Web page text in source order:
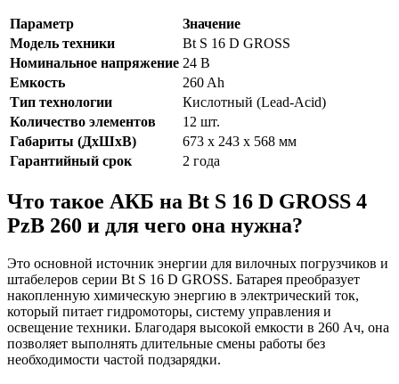
Параметр
Значение
Модель техники
Bt S 16 D GROSS
Номинальное напряжение 24 В
Емкость
260 Ah
Тип технологии
Кислотный (Lead-Acid)
Количество элементов
12 шт.
Габариты (ДхШхВ)
673 х 243 х 568 мм
Гарантийный срок
2 года
Что такое АКБ на Bt S 16 D GROSS 4
PzB 260 и для чего она нужна?
Это основной источник энергии для вилочных погрузчиков и
штабелеров серии Bt S 16 D GROSS. Батарея преобразует
накопленную химическую энергию в электрический ток,
который питает гидромоторы, систему управления и
освещение техники. Благодаря высокой емкости в 260 Ач, она
позволяет выполнять длительные смены работы без
необходимости частой подзарядки.